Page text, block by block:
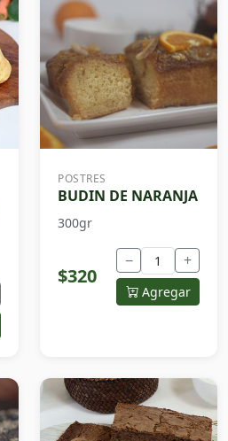
POSTRES
BUDIN DE NARANJA
300gr
$320
− +
Agregar